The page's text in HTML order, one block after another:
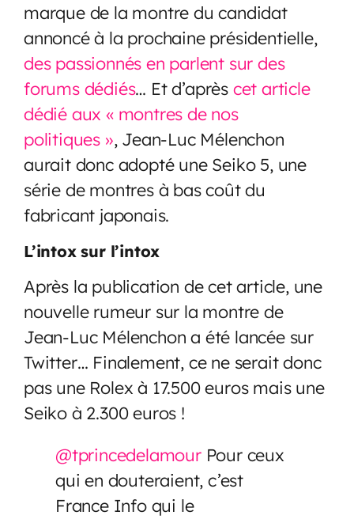
marque de la montre du candidat
annoncé à la prochaine présidentielle,
des passionnés en parlent sur des
forums dédiés… Et d’après cet article
dédié aux « montres de nos
politiques », Jean-Luc Mélenchon
aurait donc adopté une Seiko 5, une
série de montres à bas coût du
fabricant japonais.
L’intox sur l’intox
Après la publication de cet article, une
nouvelle rumeur sur la montre de
Jean-Luc Mélenchon a été lancée sur
Twitter… Finalement, ce ne serait donc
pas une Rolex à 17.500 euros mais une
Seiko à 2.300 euros !
@tprincedelamourPour ceux
qui en douteraient, c’est
France Info qui le